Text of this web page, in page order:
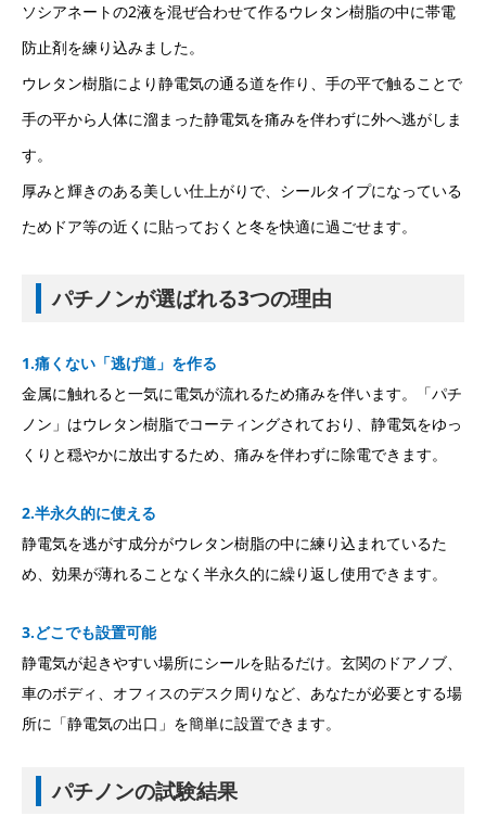
ソシアネートの2液を混ぜ合わせて作るウレタン樹脂の中に帯電
防止剤を練り込みました。
ウレタン樹脂により静電気の通る道を作り、手の平で触ることで
手の平から人体に溜まった静電気を痛みを伴わずに外へ逃がしま
す。
厚みと輝きのある美しい仕上がりで、シールタイプになっている
ためドア等の近くに貼っておくと冬を快適に過ごせます。
パチノンが選ばれる3つの理由
1.痛くない「逃げ道」を作る
金属に触れると一気に電気が流れるため痛みを伴います。「パチ
ノン」はウレタン樹脂でコーティングされており、静電気をゆっ
くりと穏やかに放出するため、痛みを伴わずに除電できます。
2.半永久的に使える
静電気を逃がす成分がウレタン樹脂の中に練り込まれているた
め、効果が薄れることなく半永久的に繰り返し使用できます。
3.どこでも設置可能
静電気が起きやすい場所にシールを貼るだけ。玄関のドアノブ、
車のボディ、オフィスのデスク周りなど、あなたが必要とする場
所に「静電気の出口」を簡単に設置できます。
パチノンの試験結果